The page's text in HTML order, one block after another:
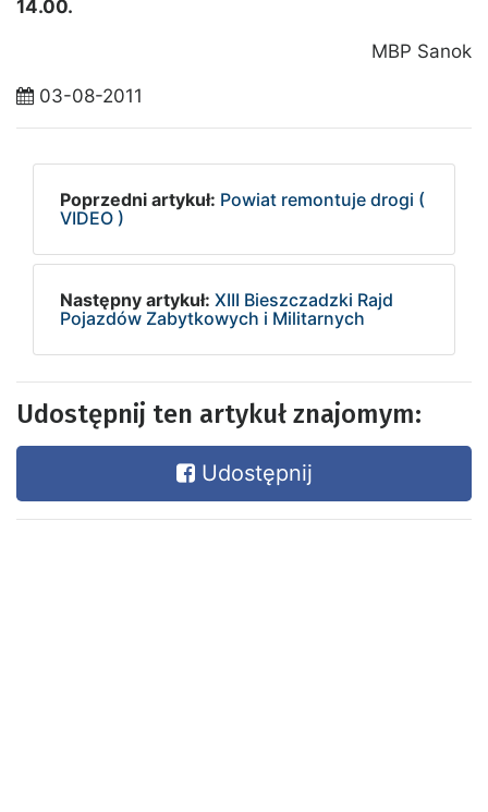
14.00.
MBP Sanok
03-08-2011
Poprzedni artykuł: Powiat remontuje drogi (
VIDEO )
Następny artykuł: XIII Bieszczadzki Rajd
Pojazdów Zabytkowych i Militarnych
Udostępnij ten artykuł znajomym:
Udostępnij